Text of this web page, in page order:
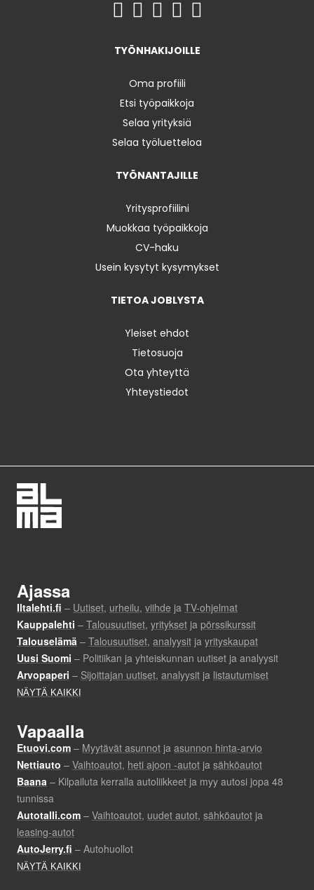
TYÖNHAKIJOILLE
Oma profiili
Etsi työpaikkoja
Selaa yrityksiä
Selaa työluetteloa
TYÖNANTAJILLE
Yritysprofiilini
Muokkaa työpaikkoja
CV-haku
Usein kysytyt kysymykset
TIETOA JOBLYSTA
Yleiset ehdot
Tietosuoja
Ota yhteyttä
Yhteystiedot